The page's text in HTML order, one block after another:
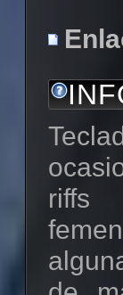
riffs